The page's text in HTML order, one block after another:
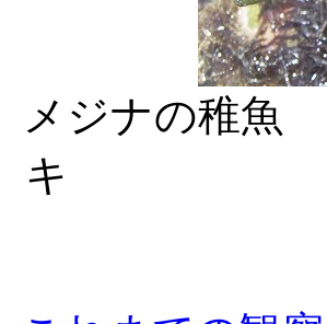
】メジ
キ 【